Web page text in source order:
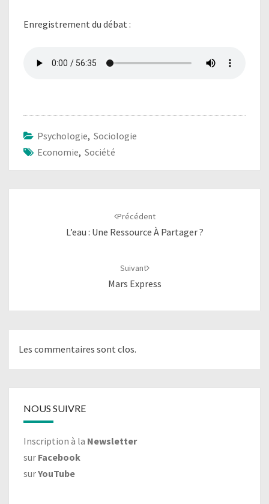
Enregistrement du débat :
Psychologie, Sociologie
Economie, Société
Précédent
L’eau : Une Ressource À Partager ?
Suivant
Mars Express
Les commentaires sont clos.
NOUS SUIVRE
Inscription à la Newsletter
sur Facebook
surYouTube